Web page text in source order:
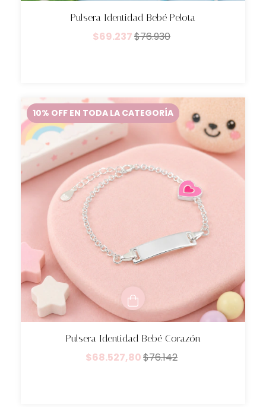
Pulsera Identidad Bebé Pelota
$69.237$76.930
10% OFF EN TODA LA CATEGORÍA
Pulsera Identidad Bebé Corazón
$68.527,80$76.142